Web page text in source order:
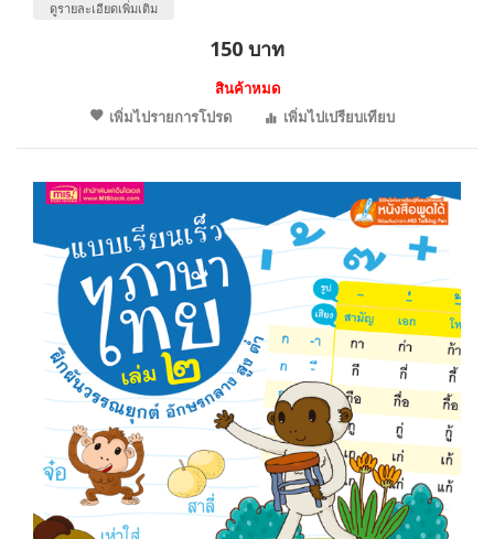
ดูรายละเอียดเพิ่มเติม
150 บาท
สินค้าหมด
เพิ่มไปรายการโปรด
เพิ่มไปเปรียบเทียบ